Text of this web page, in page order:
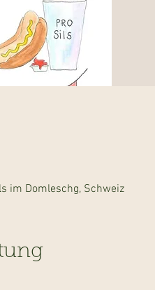
im Domleschg, Schweiz